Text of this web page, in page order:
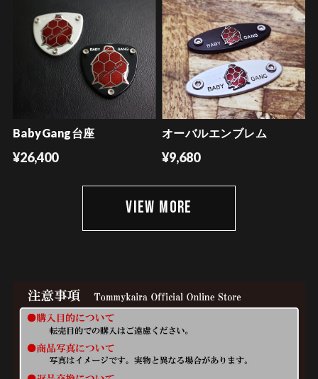
BabyGang台座
¥26,400
オーバルエンブレム
¥9,680
VIEW MORE